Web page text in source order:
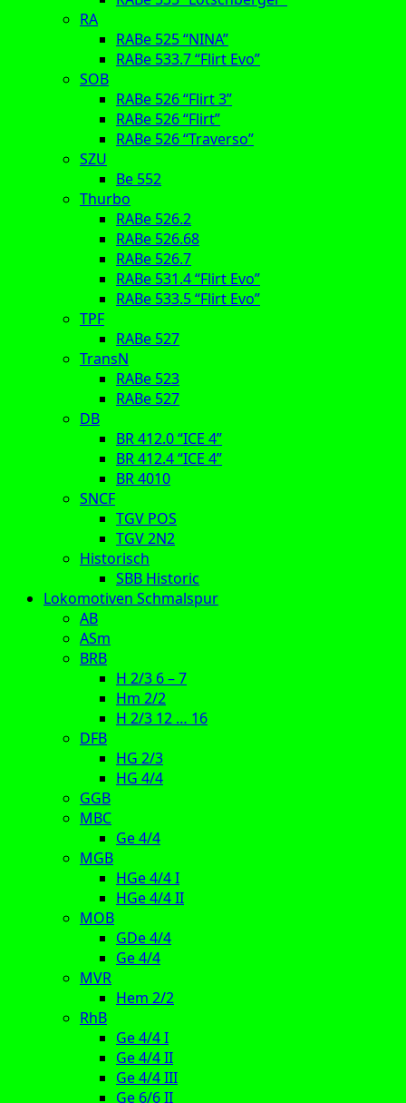
RA
RABe 525 “NINA”
RABe 533.7 “Flirt Evo”
SOB
RABe 526 “Flirt 3”
RABe 526 “Flirt”
RABe 526 “Traverso”
SZU
Be 552
Thurbo
RABe 526.2
RABe 526.68
RABe 526.7
RABe 531.4 “Flirt Evo”
RABe 533.5 “Flirt Evo”
TPF
RABe 527
TransN
RABe 523
RABe 527
DB
BR 412.0 “ICE 4”
BR 412.4 “ICE 4”
BR 4010
SNCF
TGV POS
TGV 2N2
Historisch
SBB Historic
Lokomotiven Schmalspur
AB
ASm
BRB
H 2/3 6 – 7
Hm 2/2
H 2/3 12 … 16
DFB
HG 2/3
HG 4/4
GGB
MBC
Ge 4/4
MGB
HGe 4/4 I
HGe 4/4 II
MOB
GDe 4/4
Ge 4/4
MVR
Hem 2/2
RhB
Ge 4/4 I
Ge 4/4 II
Ge 4/4 III
Ge 6/6 II